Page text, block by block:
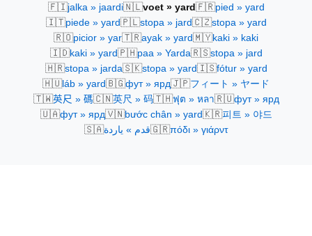
🇫🇮jalka » jaardi🇳🇱voet » yard 🇫🇷pied » yard
🇮🇹piede » yard🇵🇱stopa » jard🇨🇿stopa » yard
🇷🇴picior » yar🇹🇷ayak » yard🇲🇾kaki » kaki
🇮🇩kaki » yard🇵🇭paa » Yarda🇷🇸stopa » jard
🇭🇷stopa » jarda🇸🇰stopa » yard🇮🇸fótur » yard
🇭🇺láb » yard🇧🇬фут » ярд🇯🇵フィート » ヤード
🇹🇼英尺 » 碼🇨🇳英尺 » 码🇹🇭ฟุต » หลา🇷🇺фут » ярд
🇺🇦фут » ярд🇻🇳bước chân » yard🇰🇷피트 » 야드
🇸🇦قدم » ياردة🇬🇷πόδι » γιάρντ